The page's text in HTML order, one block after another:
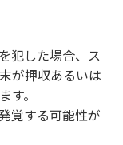
犯した場合、ス
が押収あるいは
。
覚する可能性が